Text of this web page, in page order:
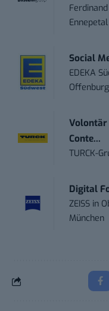
Ennepetal
Social
EDEKA
Offenburg
Volontär
Conte...
TURCK-
Digital
ZEISS in
München